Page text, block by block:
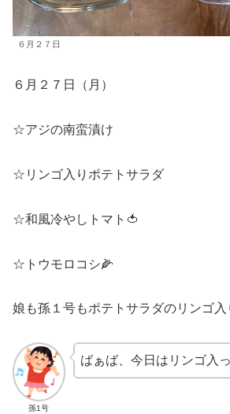
６月２７日
６月２７日（月）
☆アジの南蛮漬け
☆リンゴ入りポテトサラダ
☆和風冷やしトマト🍅
☆トウモロコシ🌽
娘も孫１号もポテトサラダのリンゴ
孫1号
ばぁば、今日はリンゴ入